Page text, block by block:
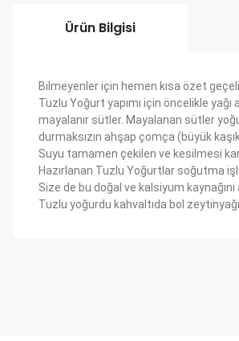
Ürün Bilgisi
Bilmeyenler için hemen kısa özet
Tuzlu Yoğurt yapımı için öncelikle
mayalanır sütler. Mayalanan sütler
durmaksızın ahşap çomça (büyük kaşık)
Suyu tamamen çekilen ve kesilmesi
Hazırlanan Tuzlu Yoğurtlar soğutma
Size de bu doğal ve kalsiyum
Tuzlu yoğurdu kahvaltıda bol